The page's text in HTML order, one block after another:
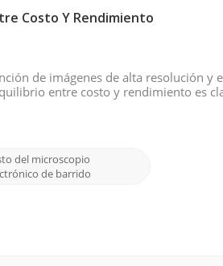
Costo Y Rendimiento
de imágenes de alta resolución y
entre costo y rendimiento es
del microscopio
de barrido